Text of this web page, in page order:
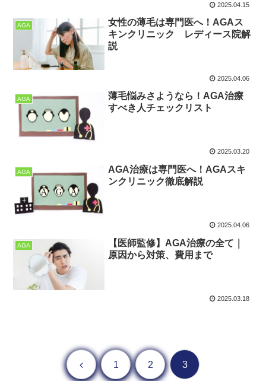
2025.04.15
AGA
女性の薄毛は専門医へ！AGAス
キンクリニック レディース院解
説
2025.04.06
AGA
薄毛悩みさようなら！AGA治療
すべき人チェックリスト
2025.03.20
AGA
AGA治療は専門医へ！AGAスキ
ンクリニック徹底解説
2025.04.06
AGA
【医師監修】AGA治療の全て｜
原因から対策、費用まで
2025.03.18
前へ 1 2 3